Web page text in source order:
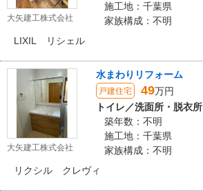
大矢建工株式会社
施工地：千葉県
家族構成：不明
LIXIL リシェル
大矢建工株式会社
水まわりリフォーム
戸建住宅 49万円
トイレ／洗面所・脱衣所
築年数：不明
施工地：千葉県
家族構成：不明
リクシル クレヴィ